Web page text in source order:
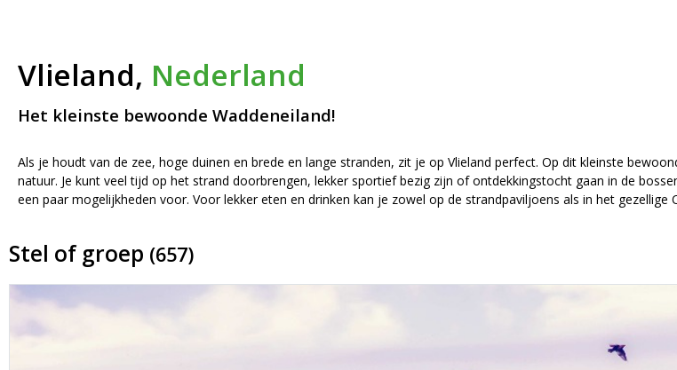
Vlieland, Nederland
Het kleinste bewoonde Waddeneiland!
Als je houdt van de zee, hoge duinen en brede en lange stranden, zit je op Vlieland perfect. Op dit kleinste
natuur. Je kunt veel tijd op het strand doorbrengen, lekker sportief bezig zijn of ontdekkingstocht gaan in de
een paar mogelijkheden voor. Voor lekker eten en drinken kan je zowel op de strandpaviljoens als in het gezellige
Stel of groep (657)